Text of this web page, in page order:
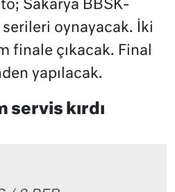
Sakarya BBSK-
oynayacak. İki
finale çıkacak. Final
yapılacak.
servis kırdı